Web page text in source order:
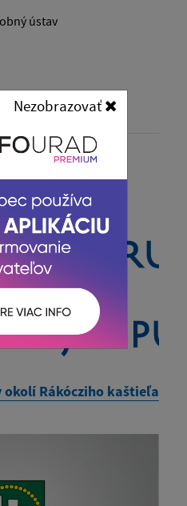
ústav
Rákócziho kaštieľa
Nezobrazovať